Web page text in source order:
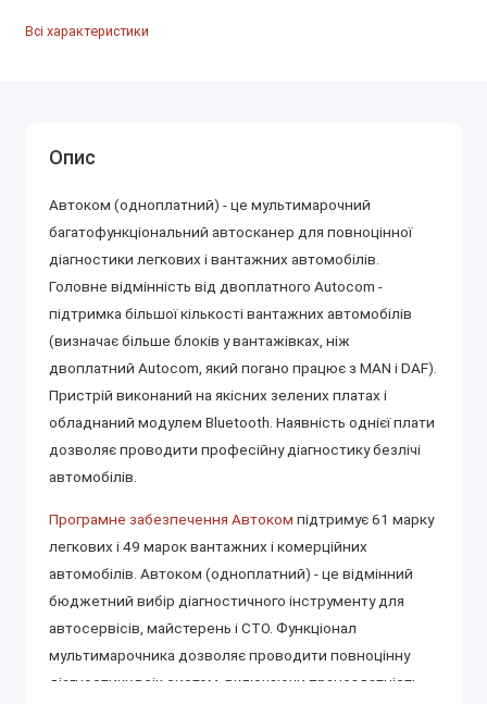
Всі характеристики
Опис
Автоком (одноплатний) - це мультимарочний
багатофункціональний автосканер для повноцінної
діагностики легкових і вантажних автомобілів.
Головне відмінність від двоплатного Autocom -
підтримка більшої кількості вантажних автомобілів
(визначає більше блоків у вантажівках, ніж
двоплатний Autocom, який погано працює з MAN і DAF).
Пристрій виконаний на якісних зелених платах і
обладнаний модулем Bluetooth. Наявність однієї плати
дозволяє проводити професійну діагностику безлічі
автомобілів.
Програмне забезпечення Автоком підтримує 61 марку
легкових і 49 марок вантажних і комерційних
автомобілів. Автоком (одноплатний) - це відмінний
бюджетний вибір діагностичного інструменту для
автосервісів, майстерень і СТО. Функціонал
мультимарочника дозволяє проводити повноцінну
діагностику всіх систем, включаючи працездатність